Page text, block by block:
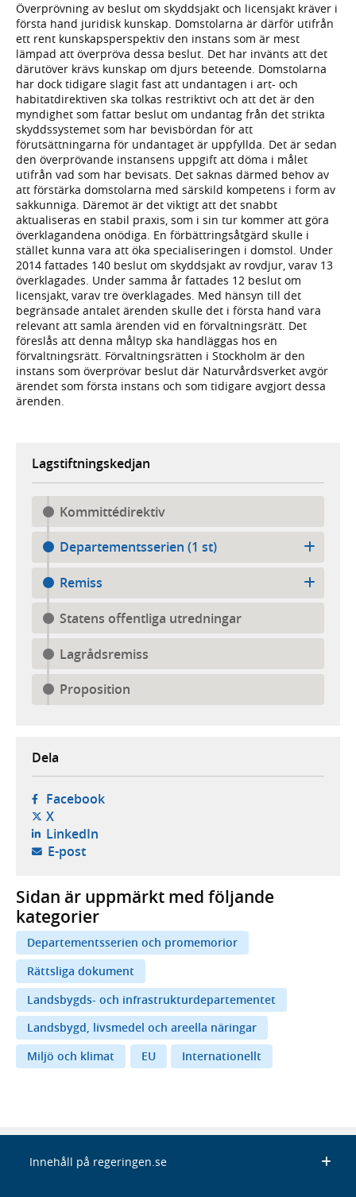
Överprövning av beslut om skyddsjakt och licensjakt kräver i
första hand juridisk kunskap. Domstolarna är därför utifrån
ett rent kunskapsperspektiv den instans som är mest
lämpad att överpröva dessa beslut. Det har invänts att det
därutöver krävs kunskap om djurs beteende. Domstolarna
har dock tidigare slagit fast att undantagen i art- och
habitatdirektiven ska tolkas restriktivt och att det är den
myndighet som fattar beslut om undantag från det strikta
skyddssystemet som har bevisbördan för att
förutsättningarna för undantaget är uppfyllda. Det är sedan
den överprövande instansens uppgift att döma i målet
utifrån vad som har bevisats. Det saknas därmed behov av
att förstärka domstolarna med särskild kompetens i form av
sakkunniga. Däremot är det viktigt att det snabbt
aktualiseras en stabil praxis, som i sin tur kommer att göra
överklagandena onödiga. En förbättringsåtgärd skulle i
stället kunna vara att öka specialiseringen i domstol. Under
2014 fattades 140 beslut om skyddsjakt av rovdjur, varav 13
överklagades. Under samma år fattades 12 beslut om
licensjakt, varav tre överklagades. Med hänsyn till det
begränsade antalet ärenden skulle det i första hand vara
relevant att samla ärenden vid en förvaltningsrätt. Det
föreslås att denna måltyp ska handläggas hos en
förvaltningsrätt. Förvaltningsrätten i Stockholm är den
instans som överprövar beslut där Naturvårdsverket avgör
ärendet som första instans och som tidigare avgjort dessa
ärenden.
Lagstiftningskedjan
Kommittédirektiv
Departementsserien (1 st)
Remiss
Statens offentliga utredningar
Lagrådsremiss
Proposition
Dela
Facebook- öppnas i ny flik, extern webbplats,
X- öppnas i ny flik, extern webbplats,
LinkedIn- öppnas i ny flik, extern webbplats,
E-post- öppnar din e-postklient,
Sidan är uppmärkt med följande
kategorier
Departementsserien och promemorior
Rättsliga dokument
Landsbygds- och infrastrukturdepartementet
Landsbygd, livsmedel och areella näringar
Miljö och klimat
EU Internationellt
Innehåll på regeringen.se